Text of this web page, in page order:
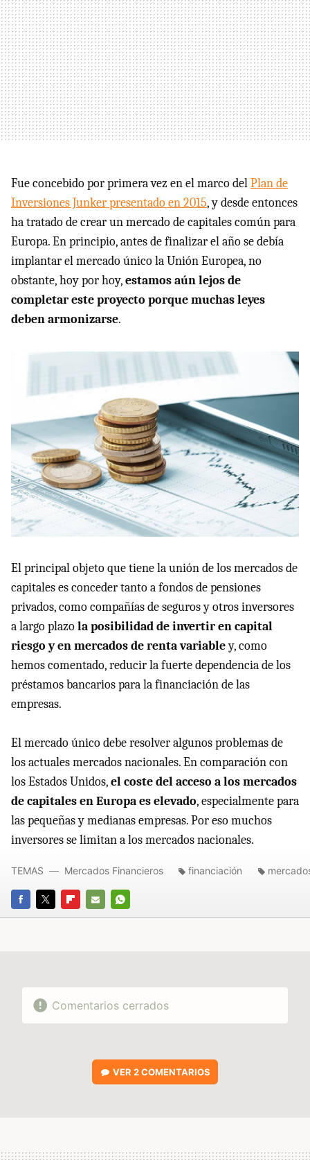
Fue concebido por primera vez en el marco delPlan de
Inversiones Junker presentado en 2015, y desde entonces
ha tratado de crear un mercado de capitales común para
Europa. En principio, antes de finalizar el año se debía
implantar el mercado único la Unión Europea, no
obstante, hoy por hoy,estamos aún lejos de
completar este proyecto porque muchas leyes
deben armonizarse.
El principal objeto que tiene la unión de los mercados de
capitales es conceder tanto a fondos de pensiones
privados, como compañías de seguros y otros inversores
a largo plazola posibilidad de invertir en capital
riesgo y en mercados de renta variabley, como
hemos comentado, reducir la fuerte dependencia de los
préstamos bancarios para la financiación de las
empresas.
El mercado único debe resolver algunos problemas de
los actuales mercados nacionales. En comparación con
los Estados Unidos,el coste del acceso a los mercados
de capitales en Europa es elevado, especialmente para
las pequeñas y medianas empresas. Por eso muchos
inversores se limitan a los mercados nacionales.
FACEBOOK
TWITTERFLIPBOARD
E-
WHATSAPP
TEMAS Mercados Financieros financiación
Comentarios cerrados
VER2 COMENTARIOS